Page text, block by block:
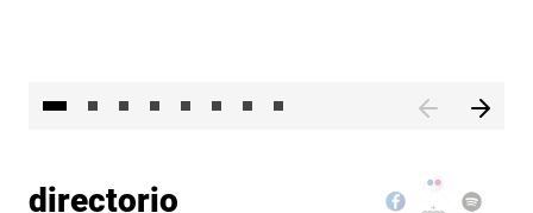
directorio